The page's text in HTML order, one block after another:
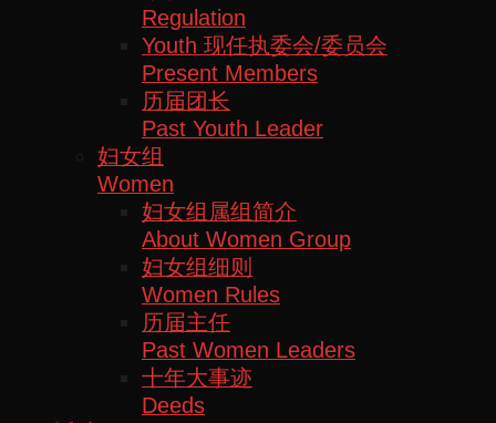
Regulation
Youth 现任执委会/委员会
Present Members
历届团长
Past Youth Leader
妇女组
Women
妇女组属组简介
About Women Group
妇女组细则
Women Rules
历届主任
Past Women Leaders
十年大事迹
Deeds